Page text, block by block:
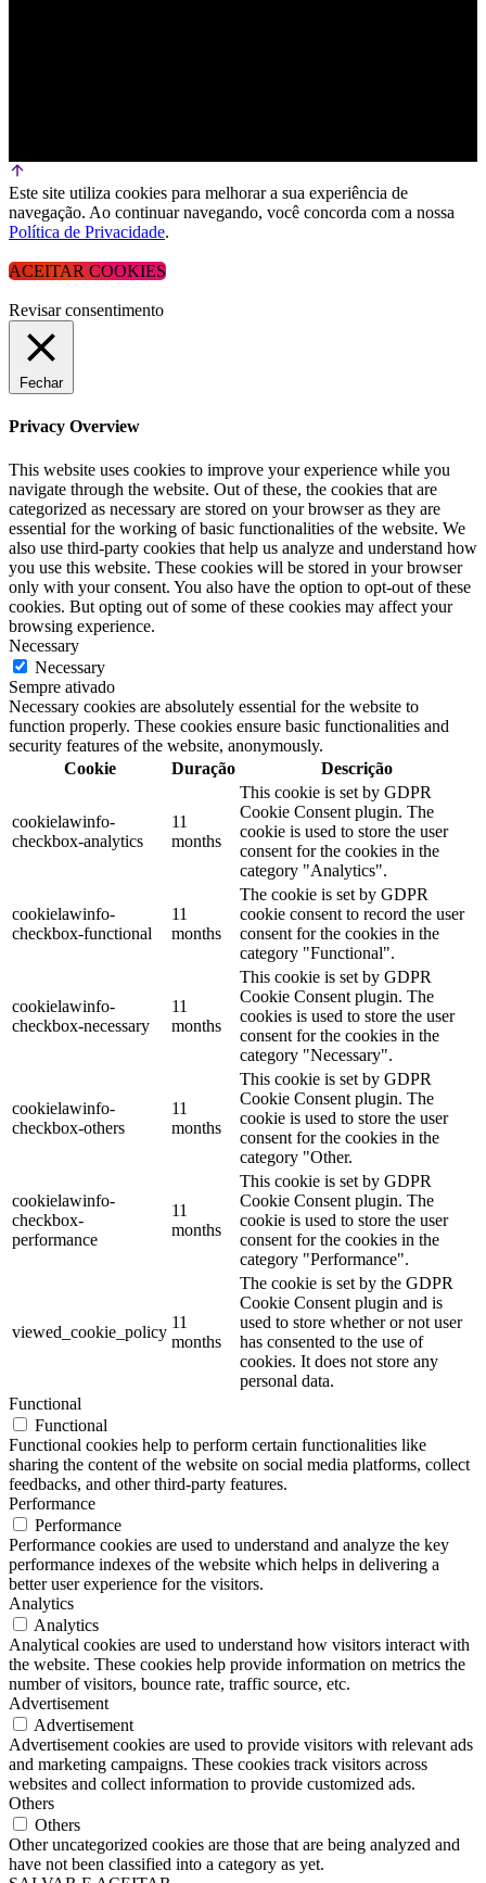
Este site utiliza cookies para melhorar a sua experiência de
navegação. Ao continuar navegando, você concorda com a nossa
Política de Privacidade.
ACEITAR COOKIES
Revisar consentimento
Fechar
Privacy Overview
This website uses cookies to improve your experience while you
navigate through the website. Out of these, the cookies that are
categorized as necessary are stored on your browser as they are
essential for the working of basic functionalities of the website. We
also use third-party cookies that help us analyze and understand how
you use this website. These cookies will be stored in your browser
only with your consent. You also have the option to opt-out of these
cookies. But opting out of some of these cookies may affect your
browsing experience.
Necessary
Necessary
Sempre ativado
Necessary cookies are absolutely essential for the website to
function properly. These cookies ensure basic functionalities and
security features of the website, anonymously.
Cookie
Duração Descrição
cookielawinfo-
checkbox-analytics
11
months
This cookie is set by GDPR
Cookie Consent plugin. The
cookie is used to store the user
consent for the cookies in the
category "Analytics".
cookielawinfo-
checkbox-functional
11
months
The cookie is set by GDPR
cookie consent to record the user
consent for the cookies in the
category "Functional".
cookielawinfo-
checkbox-necessary
11
months
This cookie is set by GDPR
Cookie Consent plugin. The
cookies is used to store the user
consent for the cookies in the
category "Necessary".
cookielawinfo-
checkbox-others
11
months
This cookie is set by GDPR
Cookie Consent plugin. The
cookie is used to store the user
consent for the cookies in the
category "Other.
cookielawinfo-
checkbox-
performance
11
months
This cookie is set by GDPR
Cookie Consent plugin. The
cookie is used to store the user
consent for the cookies in the
category "Performance".
viewed_cookie_policy
11
months
The cookie is set by the GDPR
Cookie Consent plugin and is
used to store whether or not user
has consented to the use of
cookies. It does not store any
personal data.
Functional
Functional
Functional cookies help to perform certain functionalities like
sharing the content of the website on social media platforms, collect
feedbacks, and other third-party features.
Performance
Performance
Performance cookies are used to understand and analyze the key
performance indexes of the website which helps in delivering a
better user experience for the visitors.
Analytics
Analytics
Analytical cookies are used to understand how visitors interact with
the website. These cookies help provide information on metrics the
number of visitors, bounce rate, traffic source, etc.
Advertisement
Advertisement
Advertisement cookies are used to provide visitors with relevant ads
and marketing campaigns. These cookies track visitors across
websites and collect information to provide customized ads.
Others
Others
Other uncategorized cookies are those that are being analyzed and
have not been classified into a category as yet.